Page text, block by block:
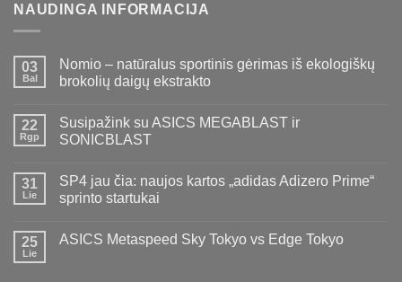
NAUDINGA INFORMACIJA
03
Bal
Nomio – natūralus sportinis gėrimas iš ekologiškų
brokolių daigų ekstrakto
22
Rgp
Susipažink su ASICS MEGABLAST ir
SONICBLAST
31
Lie
SP4 jau čia: naujos kartos „adidas Adizero Prime“
sprinto startukai
25
Lie
ASICS Metaspeed Sky Tokyo vs Edge Tokyo